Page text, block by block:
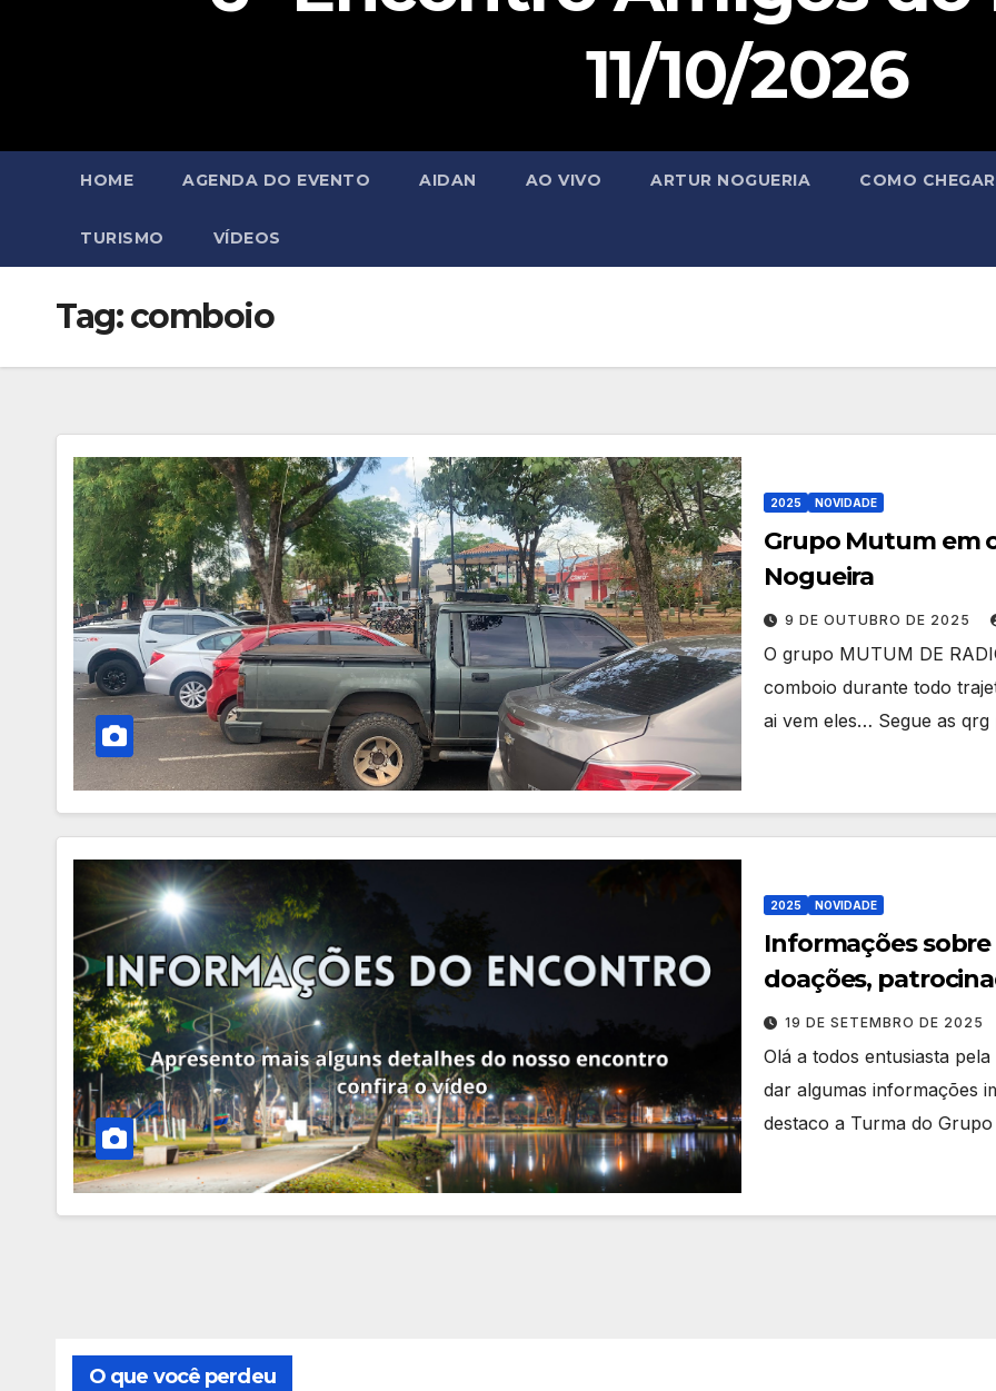
11/10/2026
HOME AGENDA DO EVENTO AIDAN AO VIVO ARTUR NOGUERIA COMO CHEGAR
TURISMO VÍDEOS
Tag:comboio
2025 NOVIDADE
Grupo Mutum em
Nogueira
9 DE OUTUBRO DE 2025
O grupo MUTUM DE
comboio durante todo
ai vem eles… Segue as
2025 NOVIDADE
Informações
doações,
19 DE SETEMBRO DE 2025
Olá a todos entusiasta
dar algumas informações
destaco a Turma do
O que você perdeu